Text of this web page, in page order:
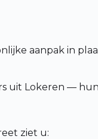
aanpak in
uit Lokeren —
ziet u: